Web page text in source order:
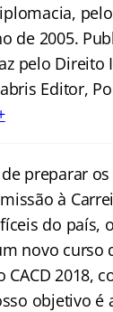
de 2005.
pelo Direito
Editor,
preparar
à
do país, o
novo curso
CACD 2018,
objetivo é